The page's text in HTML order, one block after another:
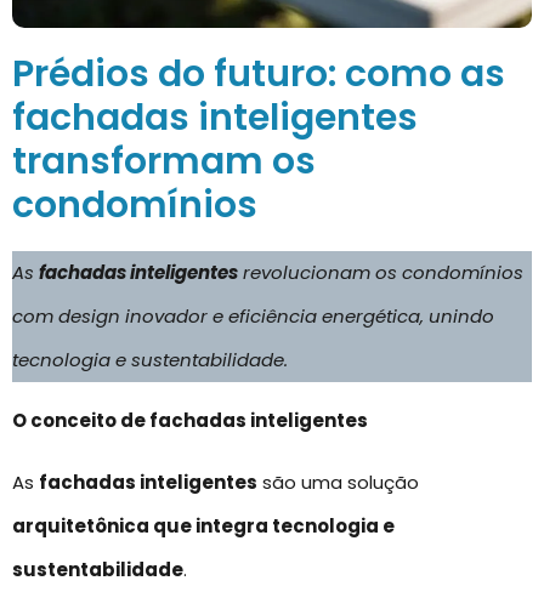
Prédios do futuro: como as
fachadas inteligentes
transformam os
condomínios
As fachadas inteligentesrevolucionam os condomínios
com design inovador e eficiência energética, unindo
tecnologia e sustentabilidade.
O conceito de fachadas inteligentes
As fachadas inteligentes são uma solução
arquitetônica que integra tecnologia e
sustentabilidade.